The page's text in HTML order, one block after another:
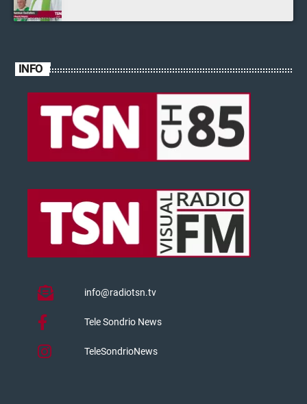
INFO
info@radiotsn.tv
Tele Sondrio News
TeleSondrioNews